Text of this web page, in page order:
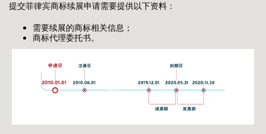
提交菲律宾商标续展申请需要提供以下资料：
需要续展的商标相关信息；
商标代理委托书。